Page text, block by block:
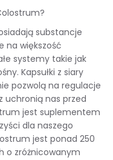
substancje
na większość
systemy takie jak
Kapsułki z siary
pozwolą na regulacje
uchronią nas przed
jest suplementem
dla naszego
jest ponad 250
o zróżnicowanym